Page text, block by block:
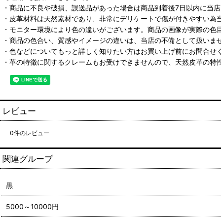
・商品に不良や破損、誤送品があった場合は商品到着後7日以内に当
・皮革材料は天然素材であり、非常にデリケートで傷が付きやすい
・モニター環境により色の違いがございます。商品の画像が実際の
・商品の色合い、質感やイメージの違いは、当店の不備として扱いま
・色などについてもっと詳しく知りたい方はお買い上げ前にお問合せ
・革の特徴に関するクレームもお受けできませんので、天然皮革の
レビュー
0件のレビュー
関連グループ
黒
5000～10000円